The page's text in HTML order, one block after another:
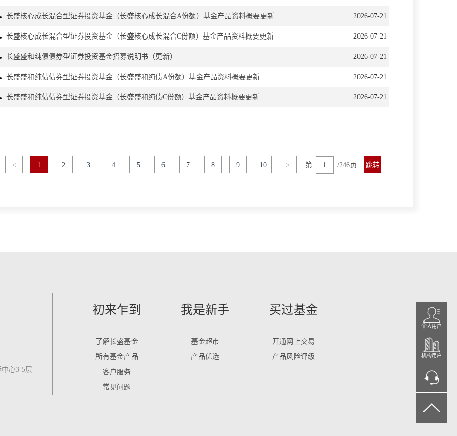
2026-07-21
长盛核心成长混合型证券投资基金（长盛核心成长混合A份额）基金产品资料概要更新
2026-07-21
长盛核心成长混合型证券投资基金（长盛核心成长混合C份额）基金产品资料概要更新
2026-07-21
长盛盛和纯债债券型证券投资基金招募说明书（更新）
2026-07-21
长盛盛和纯债债券型证券投资基金（长盛盛和纯债A份额）基金产品资料概要更新
2026-07-21
长盛盛和纯债债券型证券投资基金（长盛盛和纯债C份额）基金产品资料概要更新
< 1 2 3 4 5 6 7 8 9 10 > 第 /246页 跳转
心3-5层
初来乍到
了解长盛基金
所有基金产品
客户服务
常见问题
我是新手
基金超市
产品优选
买过基金
开通网上交易
产品风险评级
个人用户
机构用户